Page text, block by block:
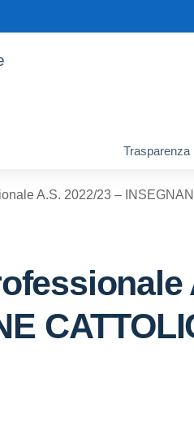
Trasparenza
A.S. 2022/23 –